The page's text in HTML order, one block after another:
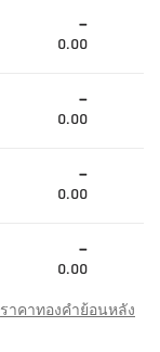
-
0.00
-
0.00
-
0.00
-
0.00
ราคาทองคำย้อนหลัง